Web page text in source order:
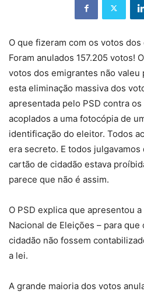
O que fizeram com os votos
Foram anulados 157.205 votos!
votos dos emigrantes não valeu
esta eliminação massiva dos
apresentada pelo PSD contra
acoplados a uma fotocópia de
identificação do eleitor. Todos
era secreto. E todos
cartão de cidadão estava
parece que não é assim.
O PSD explica que apresentou
Nacional de Eleições – para
cidadão não fossem
a lei.
A grande maioria dos votos